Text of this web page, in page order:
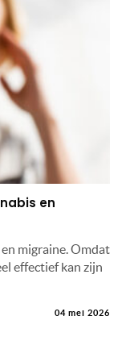
en
migraine. Omdat
effectief kan zijn
04 mei 2026